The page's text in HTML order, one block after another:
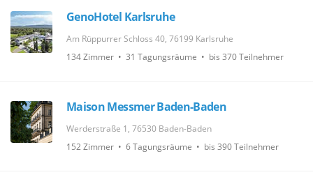
GenoHotel Karlsruhe
Am Rüppurrer Schloss 40, 76199 Karlsruhe
134 Zimmer • 31 Tagungsräume • bis 370 Teilnehmer
Maison Messmer Baden-Baden
Werderstraße 1, 76530 Baden-Baden
152 Zimmer • 6 Tagungsräume • bis 390 Teilnehmer